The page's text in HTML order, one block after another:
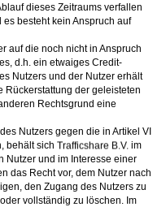
dieses Zeitraums verfallen
besteht kein Anspruch auf
auf die noch nicht in Anspruch
d.h. ein etwaiges Credit-
Nutzers und der Nutzer erhält
Rückerstattung der geleisteten
Rechtsgrund eine
Nutzers gegen die in Artikel VI
behält sich
im
Nutzer und im Interesse einer
das Recht vor, dem Nutzer nach
den Zugang des Nutzers zu
vollständig zu löschen. Im